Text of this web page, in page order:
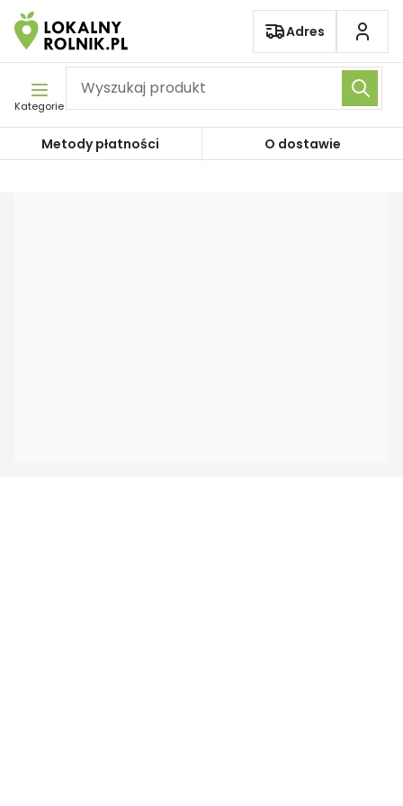
Pomiń nawigację
Adres
Kategorie
Metody płatności O dostawie